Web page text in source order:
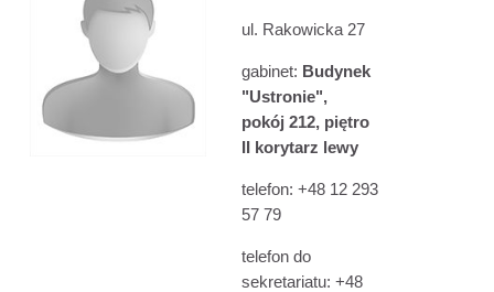
ul. Rakowicka 27
gabinet: Budynek
"Ustronie",
pokój212, piętro
II korytarz lewy
telefon:+48 12 293
57 79
telefon do
sekretariatu: +48